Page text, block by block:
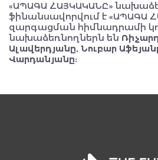
«ԱՊԱԳԱ ՀԱՅԿԱԿԱՆԸ»
ֆինանսավորվում է «ԱՊԱԳԱ
զարգացման հիմնադրամի
նախաձեռնողներն են
Ալավերդյանը, Նուբար
Վարդանյանը: